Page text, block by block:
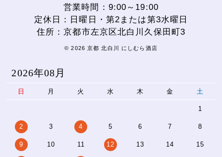
営業時間：9:00～19:00
定休日：日曜日・第2または第3水曜日
住所：京都市左京区北白川久保田町3
© 2026 京都 北白川 にしむら酒店
2026年08月
日 月 火 水 木 金 土
1
2 3 4 5 6 7 8
9 10 11 12 13 14 15